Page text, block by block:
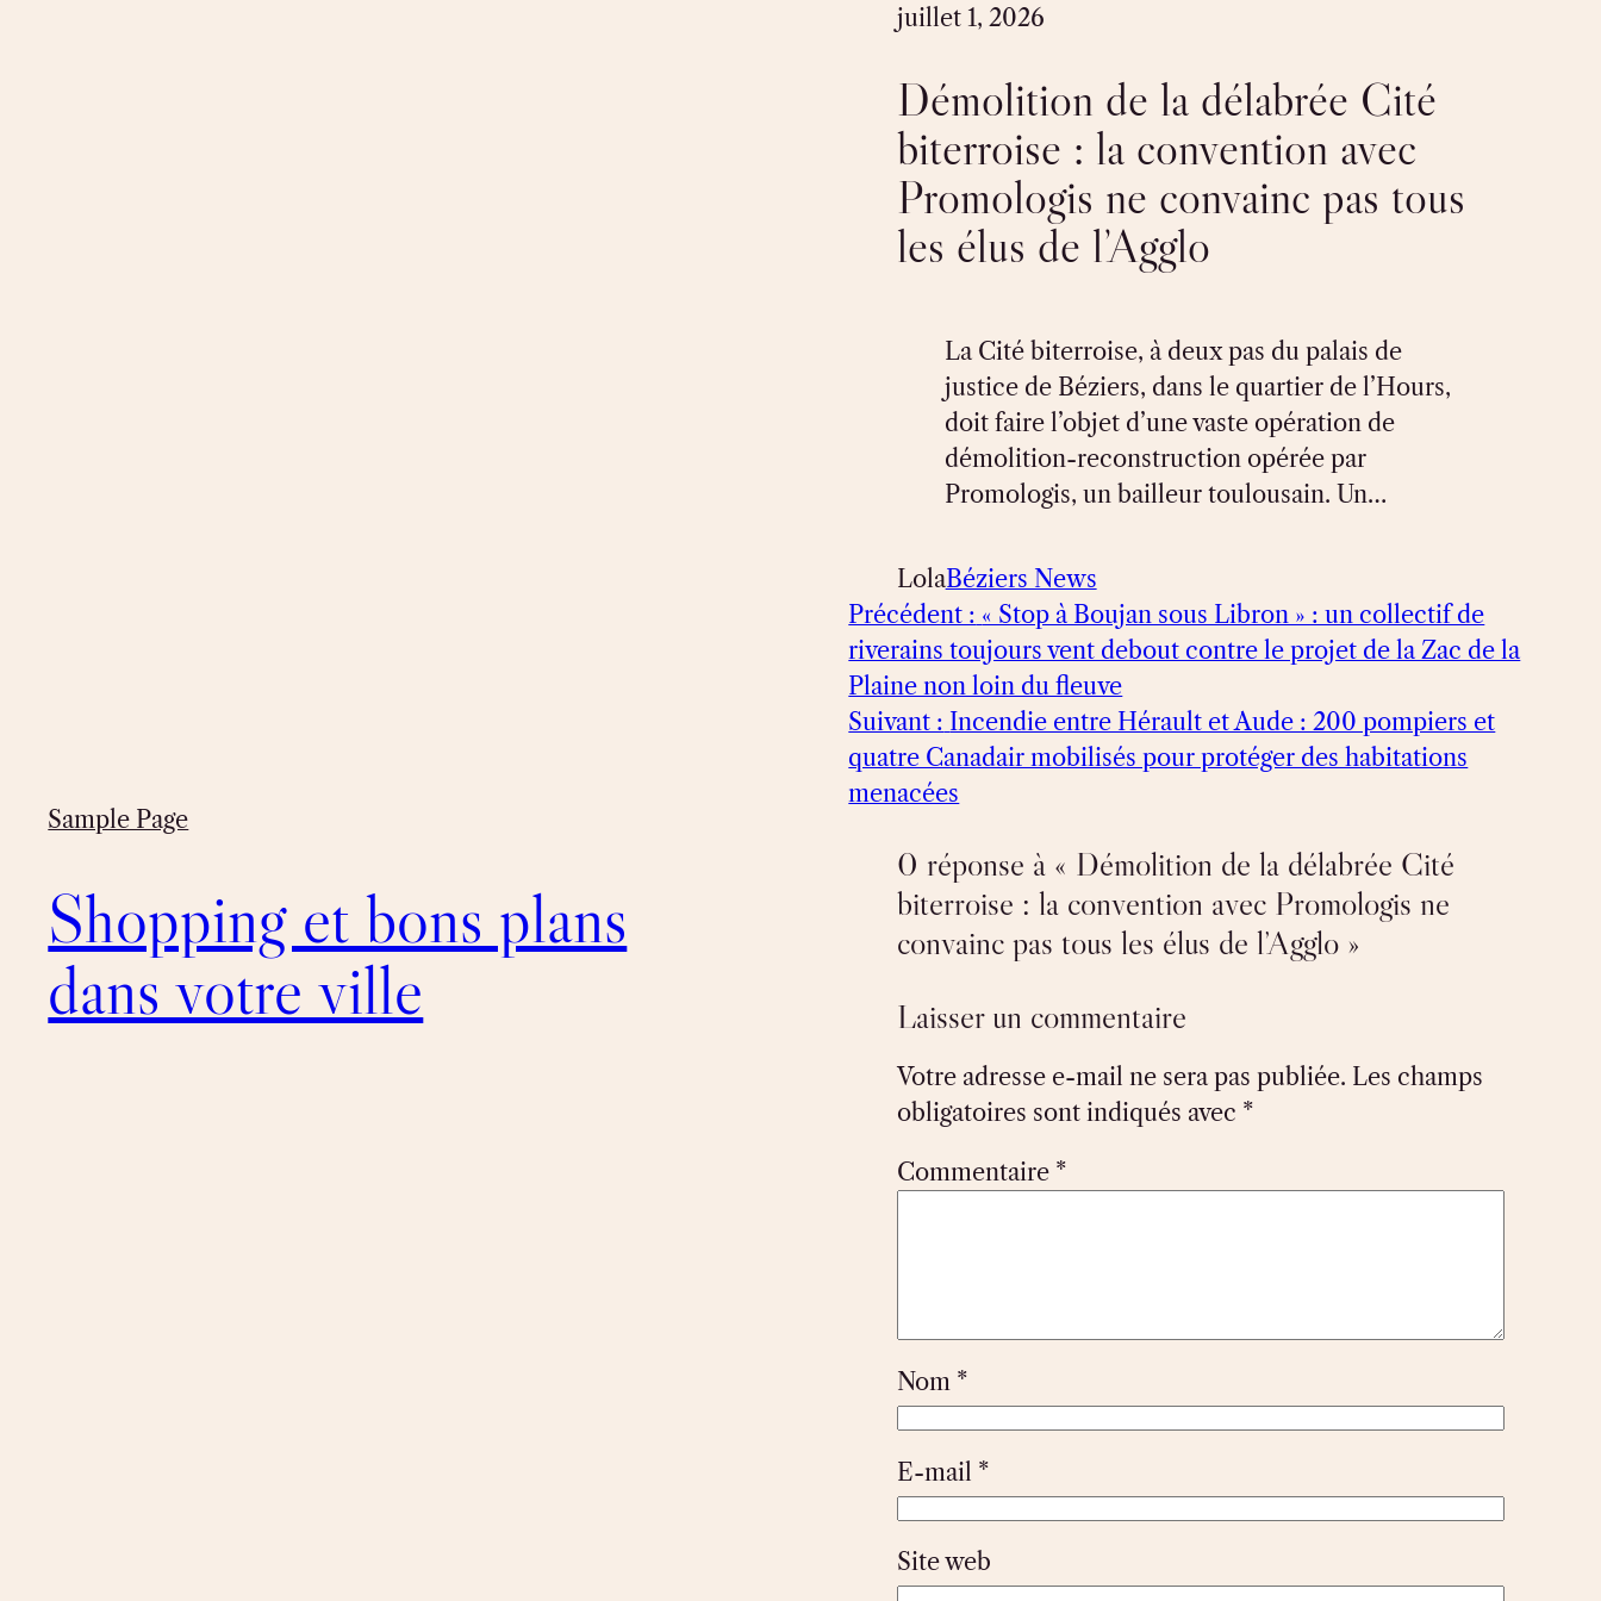
Sample Page
Shopping et bons plans
dans votre ville
juillet 1, 2026
Démolition de la délabrée Cité
biterroise : la convention avec
Promologis ne convainc pas tous
les élus de l’Agglo
La Cité biterroise, à deux pas du palais de
justice de Béziers, dans le quartier de l’Hours,
doit faire l’objet d’une vaste opération de
démolition-reconstruction opérée par
Promologis, un bailleur toulousain. Un…
LolaBéziers News
Précédent : « Stop à Boujan sous Libron » : un collectif de
riverains toujours vent debout contre le projet de la Zac de la
Plaine non loin du fleuve
Suivant : Incendie entre Hérault et Aude : 200 pompiers et
quatre Canadair mobilisés pour protéger des habitations
menacées
0 réponse à « Démolition de la délabrée Cité
biterroise : la convention avec Promologis ne
convainc pas tous les élus de l’Agglo »
Laisser un commentaire
Votre adresse e-mail ne sera pas publiée. Les champs
obligatoires sont indiqués avec *
Commentaire *
Nom *
E-mail *
Site web